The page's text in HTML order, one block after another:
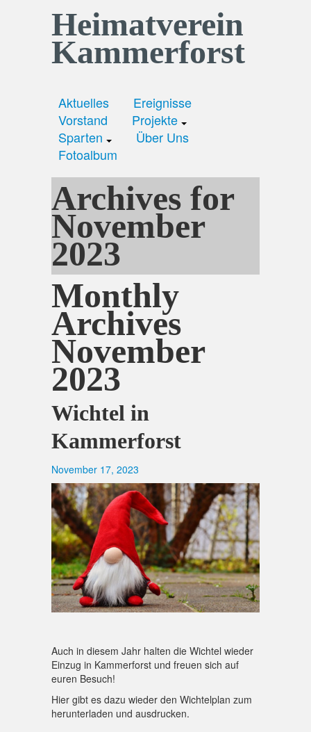
Heimatverein
Kammerforst
Aktuelles
Ereignisse
Vorstand
Projekte
Sparten
Über Uns
Fotoalbum
Archives for
November
2023
Monthly
Archives
November
2023
Wichtel in
Kammerforst
November 17, 2023
Auch in diesem Jahr halten die Wichtel wieder
Einzug in Kammerforst und freuen sich auf
euren Besuch!
Hier gibt es dazu wieder den Wichtelplan zum
herunterladen und ausdrucken.